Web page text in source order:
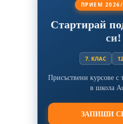
ПРИЕМ 2026/
Стартирай
си!
7. КЛАС
Присъствени курсове с
в школа
ЗАПИШИ